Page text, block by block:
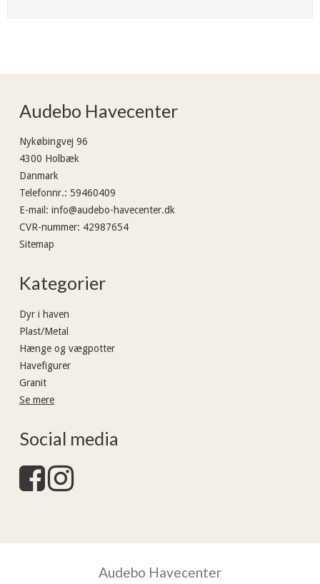
Audebo Havecenter
Nykøbingvej 96
4300 Holbæk
Danmark
Telefonnr.: 59460409
E-mail : info@audebo-havecenter.dk
CVR-nummer: 42987654
Sitemap
Kategorier
Dyr i haven
Plast/Metal
Hænge og vægpotter
Havefigurer
Granit
Se mere
Social media
Audebo Havecenter